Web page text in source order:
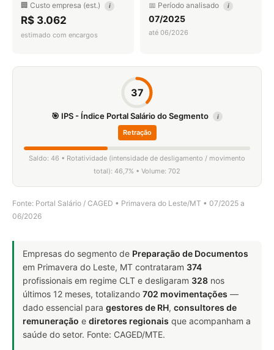
🏢 Custo empresa (est.) i
R$ 3.062
estimado com encargos
📅 Período analisado i
07/2025
até 06/2026
37
🎯 IPS - Índice Portal Salário do Segmento i
Retração
Saldo: 46 • Rotatividade (intensidade de desligamento / movimento
total): 46,7% • Volume: 702
Fonte: Portal Salário / CAGED • Primavera do Leste/MT • 07/2025 a
06/2026
Empresas do segmento de Preparação de Documentos
em Primavera do Leste, MT contrataram 374
profissionais em regime CLT e desligaram 328 nos
últimos 12 meses, totalizando 702 movimentações —
dado essencial para gestores de RH, consultores de
remuneração e diretores regionais que acompanham a
saúde do setor. Fonte: CAGED/MTE.